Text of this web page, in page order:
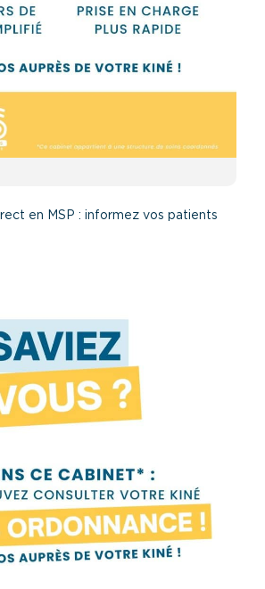
en MSP : informez vos patients